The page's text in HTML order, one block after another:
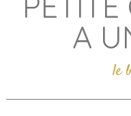
A
le